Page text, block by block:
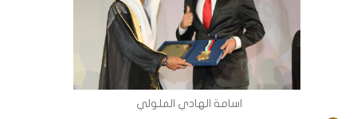
اسامة الهادي الملولي